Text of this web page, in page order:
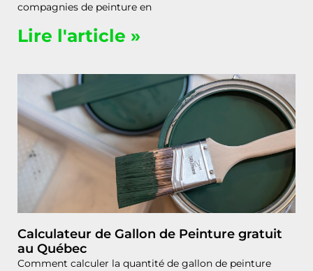
compagnies de peinture en
Lire l'article »
Calculateur de Gallon de Peinture gratuit
au Québec
Comment calculer la quantité de gallon de peinture